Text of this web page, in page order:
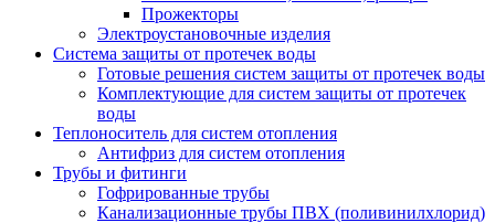
Прожекторы
Электроустановочные изделия
Система защиты от протечек воды
Готовые решения систем защиты от протечек воды
Комплектующие для систем защиты от протечек
воды
Теплоноситель для систем отопления
Антифриз для систем отопления
Трубы и фитинги
Гофрированные трубы
Канализационные трубы ПВХ (поливинилхлорид)